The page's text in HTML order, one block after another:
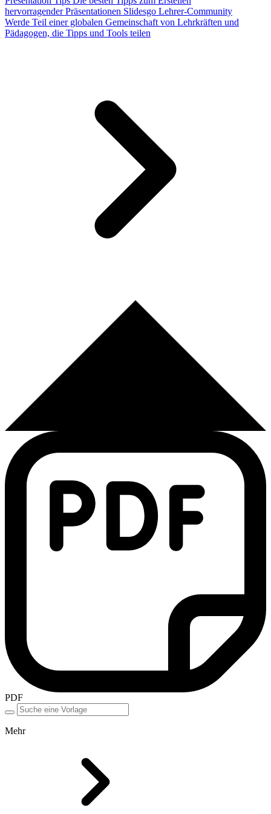
hervorragender Präsentationen Slidesgo Lehrer-Community
Werde Teil einer globalen Gemeinschaft von Lehrkräften und
Pädagogen, die Tipps und Tools teilen
PDF
Mehr